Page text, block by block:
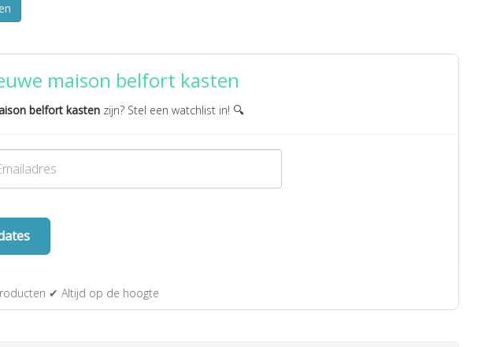
maison belfort kasten
belfort kastenzijn? Stel een watchlist in! 🔍
✔ Altijd op de hoogte